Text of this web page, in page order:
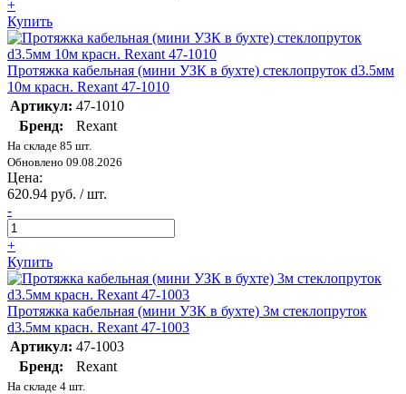
+
Купить
Протяжка кабельная (мини УЗК в бухте) стеклопруток d3.5мм
10м красн. Rexant 47-1010
Артикул: 47-1010
Бренд:
Rexant
На складе 85 шт.
Обновлено 09.08.2026
Цена:
620.94 руб. / шт.
-
+
Купить
Протяжка кабельная (мини УЗК в бухте) 3м стеклопруток
d3.5мм красн. Rexant 47-1003
Артикул: 47-1003
Бренд:
Rexant
На складе 4 шт.